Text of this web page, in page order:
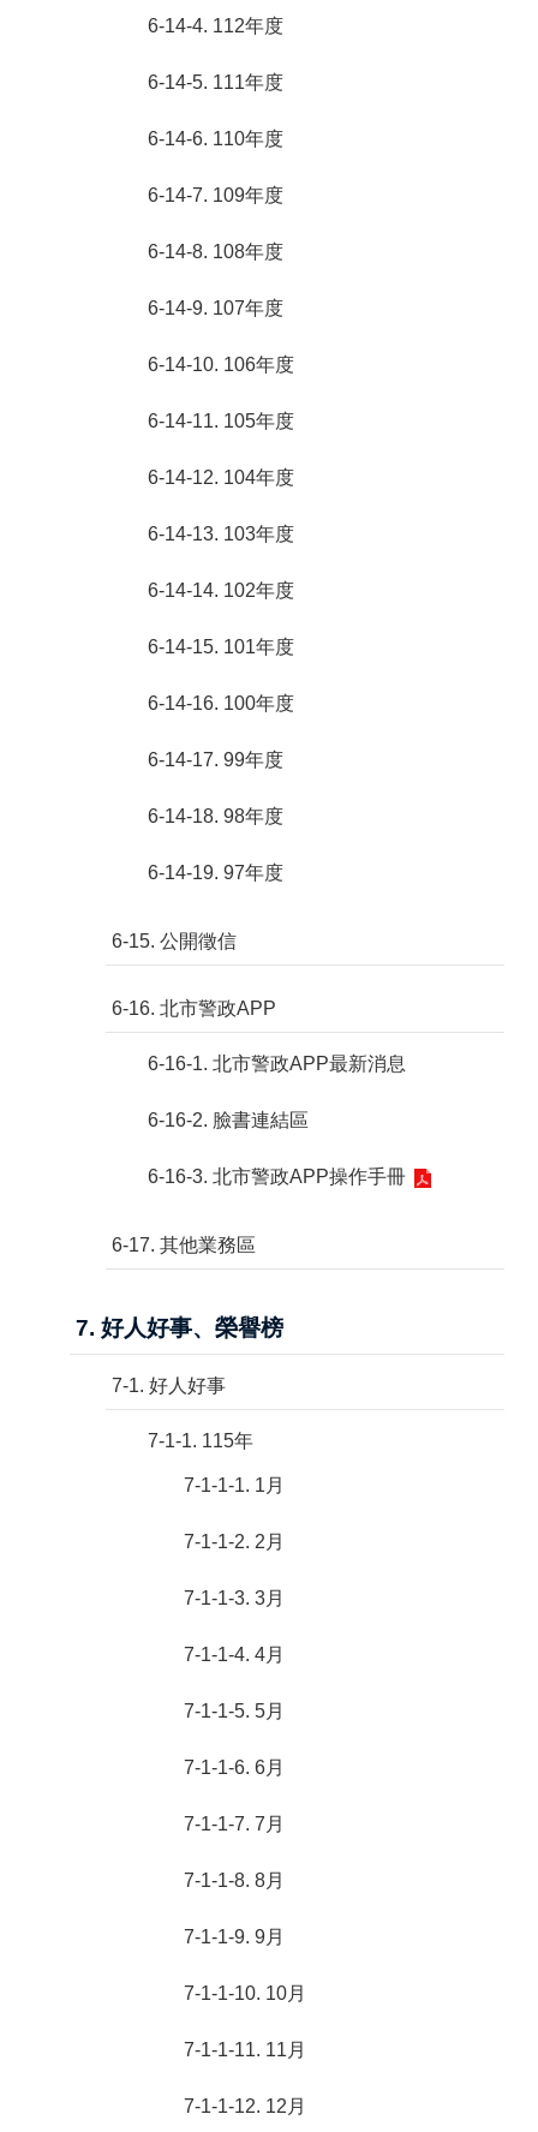
6-14-4. 112年度
6-14-5. 111年度
6-14-6. 110年度
6-14-7. 109年度
6-14-8. 108年度
6-14-9. 107年度
6-14-10. 106年度
6-14-11. 105年度
6-14-12. 104年度
6-14-13. 103年度
6-14-14. 102年度
6-14-15. 101年度
6-14-16. 100年度
6-14-17. 99年度
6-14-18. 98年度
6-14-19. 97年度
6-15. 公開徵信
6-16. 北市警政APP
6-16-1. 北市警政APP最新消息
6-16-2. 臉書連結區
6-16-3. 北市警政APP操作手冊
6-17. 其他業務區
7. 好人好事、榮譽榜
7-1. 好人好事
7-1-1. 115年
7-1-1-1. 1月
7-1-1-2. 2月
7-1-1-3. 3月
7-1-1-4. 4月
7-1-1-5. 5月
7-1-1-6. 6月
7-1-1-7. 7月
7-1-1-8. 8月
7-1-1-9. 9月
7-1-1-10. 10月
7-1-1-11. 11月
7-1-1-12. 12月